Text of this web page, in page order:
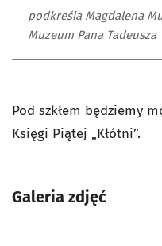
podkreśla Magdalena
Muzeum Pana Tadeusza
Pod szkłem będziemy
Księgi Piątej „Kłótni”.
Galeria zdjęć